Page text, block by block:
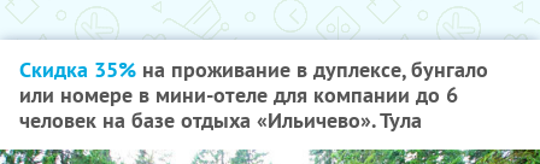
Скидка 35% на проживание в дуплексе, бунгало
или номере в мини-отеле для компании до 6
человек на базе отдыха «Ильичево». Тула